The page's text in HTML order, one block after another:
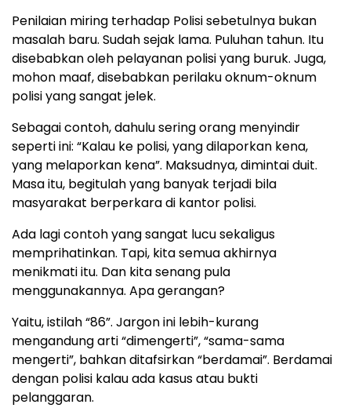
Penilaian miring terhadap Polisi sebetulnya bukan
masalah baru. Sudah sejak lama. Puluhan tahun. Itu
disebabkan oleh pelayanan polisi yang buruk. Juga,
mohon maaf, disebabkan perilaku oknum-oknum
polisi yang sangat jelek.
Sebagai contoh, dahulu sering orang menyindir
seperti ini: “Kalau ke polisi, yang dilaporkan kena,
yang melaporkan kena”. Maksudnya, dimintai duit.
Masa itu, begitulah yang banyak terjadi bila
masyarakat berperkara di kantor polisi.
Ada lagi contoh yang sangat lucu sekaligus
memprihatinkan. Tapi, kita semua akhirnya
menikmati itu. Dan kita senang pula
menggunakannya. Apa gerangan?
Yaitu, istilah “86”. Jargon ini lebih-kurang
mengandung arti “dimengerti”, “sama-sama
mengerti”, bahkan ditafsirkan “berdamai”. Berdamai
dengan polisi kalau ada kasus atau bukti
pelanggaran.